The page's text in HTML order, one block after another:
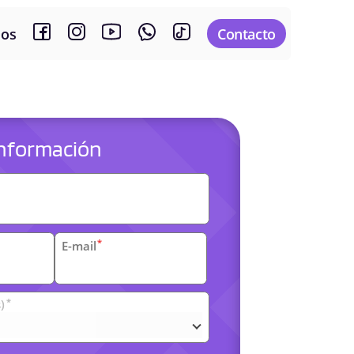
Contacto
E-mail*
*